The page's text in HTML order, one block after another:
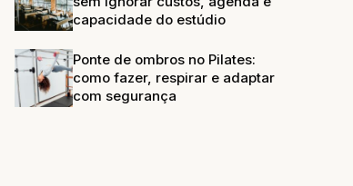
capacidade do estúdio
Ponte de ombros no Pilates:
como fazer, respirar e adaptar
com segurança